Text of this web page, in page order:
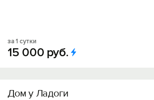
за 1 сутки
15 000 руб.
Дом у Ладоги